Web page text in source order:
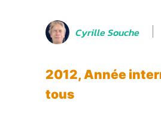
Cyrille Souche
2012, Année
tous